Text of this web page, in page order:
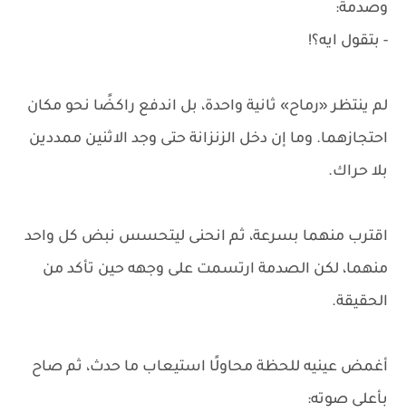
وصدمة:
- بتقول ايه؟!
لم ينتظر «رماح» ثانية واحدة، بل اندفع راكضًا نحو مكان
احتجازهما. وما إن دخل الزنزانة حتى وجد الاثنين ممددين
بلا حراك.
اقترب منهما بسرعة، ثم انحنى ليتحسس نبض كل واحد
منهما، لكن الصدمة ارتسمت على وجهه حين تأكد من
الحقيقة.
أغمض عينيه للحظة محاولًا استيعاب ما حدث، ثم صاح
بأعلى صوته: